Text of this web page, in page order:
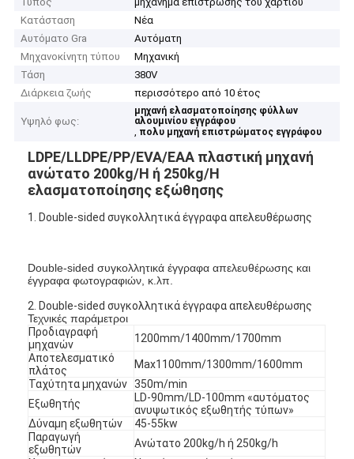
Κατάσταση
Νέα
Αυτόματο Gra
Αυτόματη
Μηχανοκίνητη τύπου
Μηχανική
Τάση
380V
Διάρκεια ζωής
περισσότερο από 10 έτος
Υψηλό φως:
μηχανή ελασματοποίησης φύλλων
αλουμινίου εγγράφου
, πολυ μηχανή επιστρώματος εγγράφου
LDPE/LLDPE/PP/EVA/EAA πλαστική μηχανή
ανώτατο 200kg/H ή 250kg/H
ελασματοποίησης εξώθησης
1. Double-sided συγκολλητικά έγγραφα απελευθέρωσης
Double-sided συγκολλητικά έγγραφα απελευθέρωσης και
έγγραφα φωτογραφιών, κ.λπ.
2. Double-sided συγκολλητικά έγγραφα απελευθέρωσης
Τεχνικές παράμετροι
Προδιαγραφή
μηχανών
1200mm/1400mm/1700mm
Αποτελεσματικό
πλάτος
Max1100mm/1300mm/1600mm
Ταχύτητα μηχανών 350m/min
Εξωθητής
LD-90mm/LD-100mm «αυτόματος
ανυψωτικός εξωθητής τύπων»
Δύναμη εξωθητών
45-55kw
Παραγωγή
εξωθητών
Ανώτατο 200kg/h ή 250kg/h